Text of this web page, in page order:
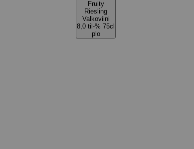
Fruity
Riesling
Valkoviini
8,0 til-% 75cl
plo